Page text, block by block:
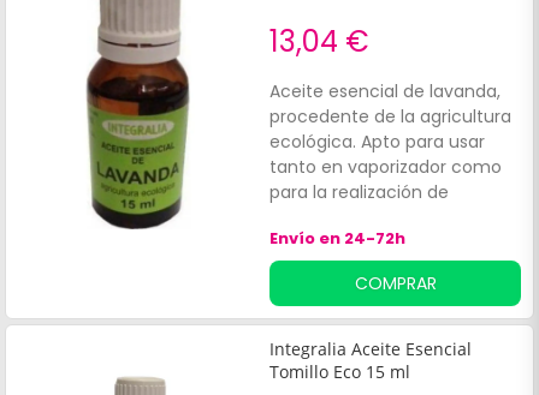
13,04 €
Aceite esencial de lavanda,
procedente de la agricultura
ecológica. Apto para usar
tanto en vaporizador como
para la realización de
propiedades relajantes del
sistema nervioso y muscular.
Indicado para:Usar después
de la práctica deportiva.
Aplicar sobre la piel,
favoreciendo una reducción
Envío en 24-72h
COMPRAR
Integralia Aceite Esencial
Tomillo Eco 15 ml